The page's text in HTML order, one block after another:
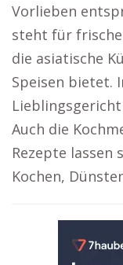
Vorlieben
steht für
die asiatische
Speisen bietet.
Auch die
Rezepte lassen
Kochen,